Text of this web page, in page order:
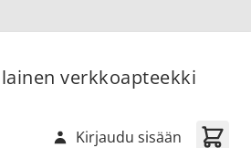
verkkoapteekki
Kirjaudu sisään